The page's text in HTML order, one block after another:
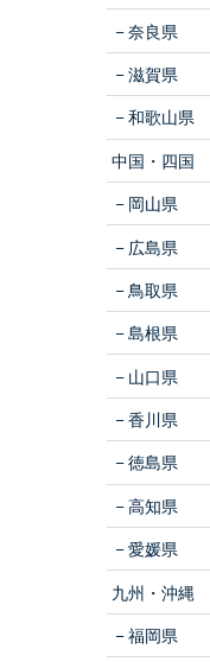
奈良県
滋賀県
和歌山県
中国・四国
岡山県
広島県
鳥取県
島根県
山口県
香川県
徳島県
高知県
愛媛県
九州・沖縄
福岡県